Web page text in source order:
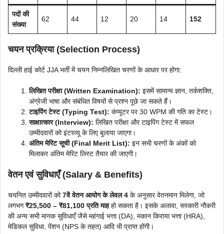
पदों की
संख्या
62 44 12 20 14 152
चयन प्रक्रिया (Selection Process)
दिल्ली हाई कोर्ट JJA भर्ती में चयन निम्नलिखित चरणों के आधार पर होगा:
लिखित परीक्षा (Written Examination): इसमें सामान्य ज्ञान, तर्कशक्ति,
अंग्रेजी भाषा और संबंधित विषयों से प्रश्न पूछे जा सकते हैं।
टाइपिंग टेस्ट (Typing Test): कंप्यूटर पर 30 WPM की गति का टेस्ट।
साक्षात्कार (Interview): लिखित परीक्षा और टाइपिंग टेस्ट में सफल
उम्मीदवारों को इंटरव्यू के लिए बुलाया जाएगा।
अंतिम मेरिट सूची (Final Merit List): इन सभी चरणों के अंकों को
मिलाकर अंतिम मेरिट लिस्ट तैयार की जाएगी।
वेतन एवं सुविधाएँ (Salary & Benefits)
चयनित उम्मीदवारों को7वें वेतन आयोग के लेवल 4 के अनुसार वेतनमान मिलेगा, जो
लगभग₹25,500 – ₹81,100 प्रति माहहो सकता है। इसके अलावा, सरकारी नौकरी
की अन्य सभी मानक सुविधाएँ जैसे महंगाई भत्ता (DA), मकान किराया भत्ता (HRA),
मेडिकल सुविधा, पेंशन (NPS के तहत) आदि भी प्राप्त होंगी।